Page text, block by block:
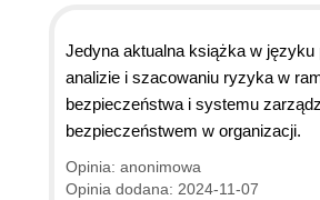
Jedyna aktualna książka w języku
analizie i szacowaniu ryzyka w
bezpieczeństwa i systemu
bezpieczeństwem w organizacji.
Opinia: anonimowa
Opinia dodana: 2024-11-07